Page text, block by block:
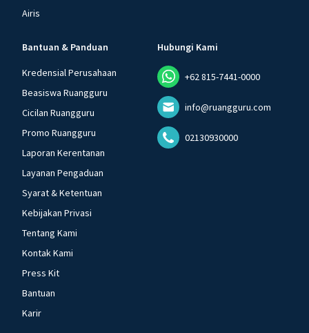
Airis
Bantuan & Panduan
Kredensial Perusahaan
Beasiswa Ruangguru
Cicilan Ruangguru
Promo Ruangguru
Laporan Kerentanan
Layanan Pengaduan
Syarat & Ketentuan
Kebijakan Privasi
Tentang Kami
Kontak Kami
Press Kit
Bantuan
Karir
Hubungi Kami
+62 815-7441-0000
info@ruangguru.com
02130930000